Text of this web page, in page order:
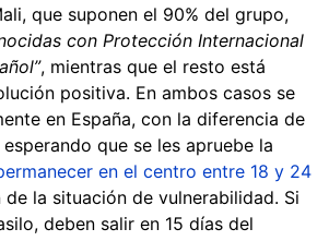
que suponen el 90% del grupo,
con Protección Internacional
, mientras que el resto está
positiva. En ambos casos se
en España, con la diferencia de
que se les apruebe la
en el centro entre 18 y 24
de la situación de vulnerabilidad. Si
deben salir en 15 días del